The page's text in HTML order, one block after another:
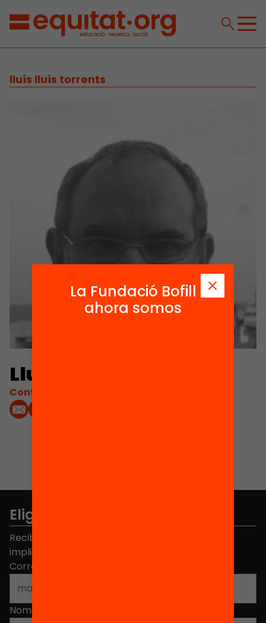
lluís lluís torrents
Lluís Lluís Torrents
Contacta'm:
Elige equidad
Recibe contenidos, iniciativas y proyectos para
implicarte.
Correo electrónico
Nombre
La Fundació Bofill
ahora somos